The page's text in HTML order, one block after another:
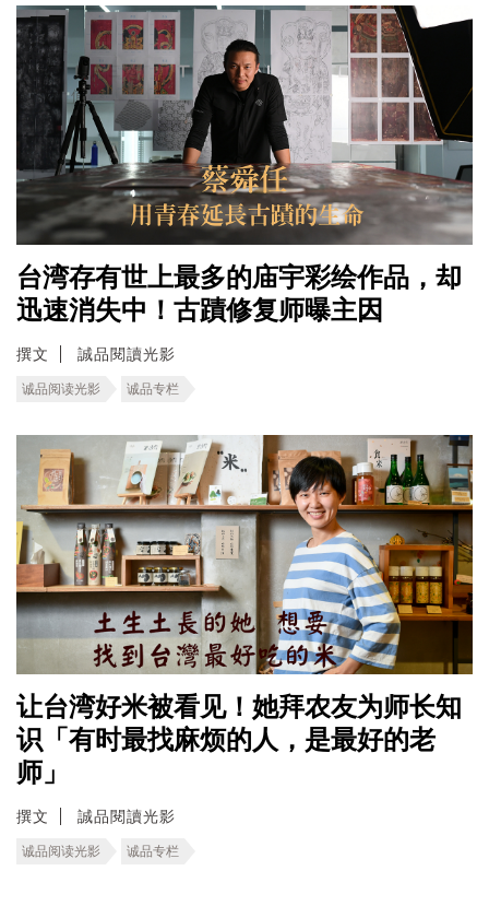
台湾存有世上最多的庙宇彩绘作品，却
迅速消失中！古蹟修复师曝主因
撰文 誠品閱讀光影
诚品阅读光影 诚品专栏
让台湾好米被看见！她拜农友为师长知
识「有时最找麻烦的人，是最好的老
师」
撰文 誠品閱讀光影
诚品阅读光影 诚品专栏